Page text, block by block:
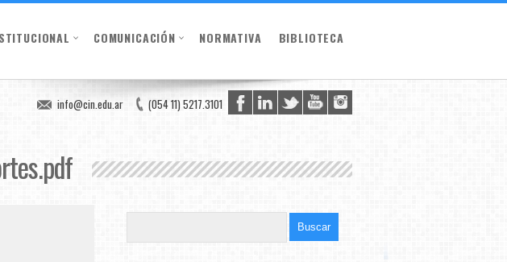
COMUNICACIÓN NORMATIVA BIBLIOTECA
(054 11) 5217.3101
info@cin.edu.ar